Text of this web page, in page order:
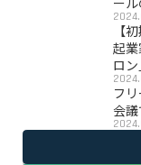
【
起
ロ
フ
会